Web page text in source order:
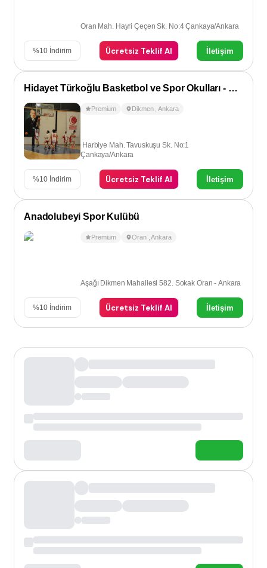
Oran Mah. Hayri Çeçen Sk. No:4 Çankaya/Ankara
%10 İndirim Ücretsiz Teklif Al İletişim
Hidayet Türkoğlu Basketbol ve Spor Okulları - Dikmen
Premium Dikmen ,Ankara
Harbiye Mah. Tavuskuşu Sk. No:1
Çankaya/Ankara
%10 İndirim Ücretsiz Teklif Al İletişim
Anadolubeyi Spor Kulübü
Premium Oran ,Ankara
Aşağı Dikmen Mahallesi 582. Sokak Oran - Ankara
%10 İndirim Ücretsiz Teklif Al İletişim